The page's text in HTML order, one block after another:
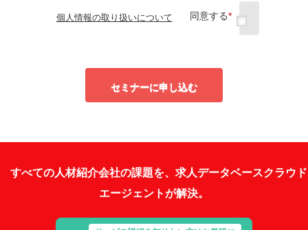
個人情報の取り扱いについて *
同意する
セミナーに申し込む
すべての人材紹介会社の課題を、求人データベースクラウド
エージェントが解決。